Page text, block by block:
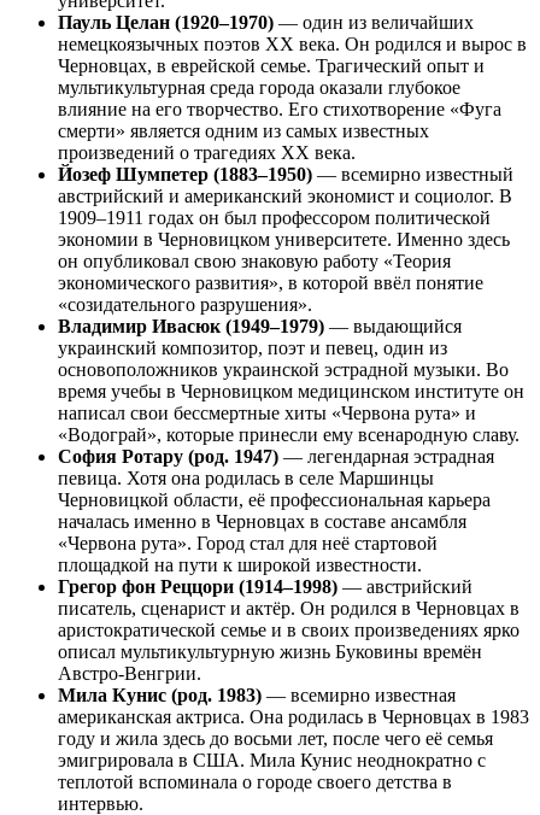
Пауль Целан (1920–1970) — один из величайших
немецкоязычных поэтов XX века. Он родился и вырос в
Черновцах, в еврейской семье. Трагический опыт и
мультикультурная среда города оказали глубокое
влияние на его творчество. Его стихотворение «Фуга
смерти» является одним из самых известных
произведений о трагедиях XX века.
Йозеф Шумпетер (1883–1950) — всемирно известный
австрийский и американский экономист и социолог. В
1909–1911 годах он был профессором политической
экономии в Черновицком университете. Именно здесь
он опубликовал свою знаковую работу «Теория
экономического развития», в которой ввёл понятие
«созидательного разрушения».
Владимир Ивасюк (1949–1979) — выдающийся
украинский композитор, поэт и певец, один из
основоположников украинской эстрадной музыки. Во
время учебы в Черновицком медицинском институте он
написал свои бессмертные хиты «Червона рута» и
«Водограй», которые принесли ему всенародную славу.
София Ротару (род. 1947) — легендарная эстрадная
певица. Хотя она родилась в селе Маршинцы
Черновицкой области, её профессиональная карьера
началась именно в Черновцах в составе ансамбля
«Червона рута». Город стал для неё стартовой
площадкой на пути к широкой известности.
Грегор фон Реццори (1914–1998) — австрийский
писатель, сценарист и актёр. Он родился в Черновцах в
аристократической семье и в своих произведениях ярко
описал мультикультурную жизнь Буковины времён
Австро-Венгрии.
Мила Кунис (род. 1983) — всемирно известная
американская актриса. Она родилась в Черновцах в 1983
году и жила здесь до восьми лет, после чего её семья
эмигрировала в США. Мила Кунис неоднократно с
теплотой вспоминала о городе своего детства в
интервью.